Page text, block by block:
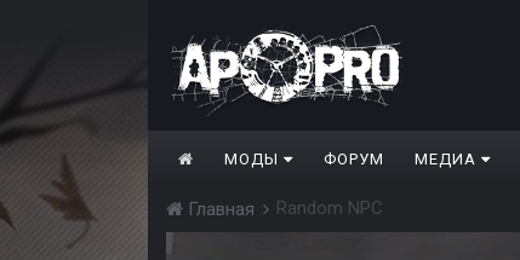
МОДЫ ФОРУМ МЕДИА
Главная Random NPC